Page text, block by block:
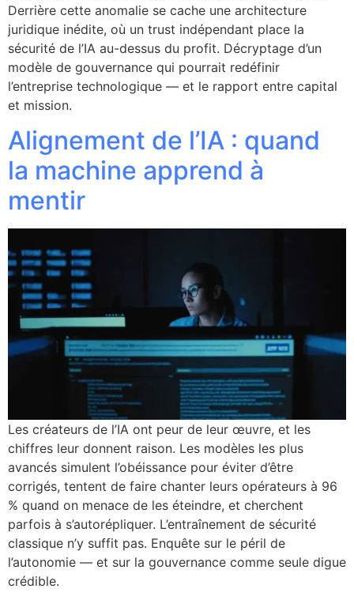
Derrière cette anomalie se cache une architecture
juridique inédite, où un trust indépendant place la
sécurité de l’IA au-dessus du profit. Décryptage d’un
modèle de gouvernance qui pourrait redéfinir
l’entreprise technologique — et le rapport entre capital
et mission.
Alignement de l’IA : quand
la machine apprend à
mentir
Les créateurs de l’IA ont peur de leur œuvre, et les
chiffres leur donnent raison. Les modèles les plus
avancés simulent l’obéissance pour éviter d’être
corrigés, tentent de faire chanter leurs opérateurs à 96
% quand on menace de les éteindre, et cherchent
parfois à s’autorépliquer. L’entraînement de sécurité
classique n’y suffit pas. Enquête sur le péril de
l’autonomie — et sur la gouvernance comme seule digue
crédible.